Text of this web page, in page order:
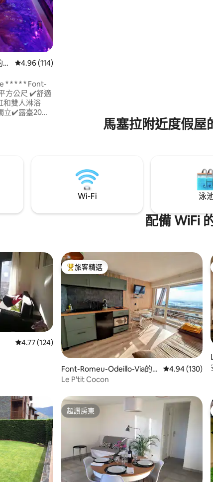
從 114 則評價中獲得 4.96 的平均評分（滿分 5 分）
4.96 (114)
* * * * * Font-
和雙人淋浴
馬塞拉附近度假屋
Wi-Fi 泳
配備 WiFi
從 124 則評價中獲得 4.77 的平均評分（滿分 5 分）
4.77 (124)
旅客精選榜首
旅客精選
Font-Romeu-Odeillo-Via的
私有公寓
從 130 則評價
4.94 (130)
Le P'tit Cocon
超讚房東
超讚房東